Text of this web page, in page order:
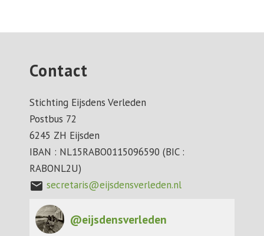
Contact
Stichting Eijsdens Verleden
Postbus 72
6245 ZH Eijsden
IBAN : NL15RABO0115096590 (BIC :
RABONL2U)
mail secretaris@eijsdensverleden.nl
@eijsdensverleden